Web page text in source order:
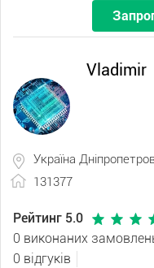
Vladimir
Україна
131377
Рейтинг 5.0
0 виконаних
0 відгуків